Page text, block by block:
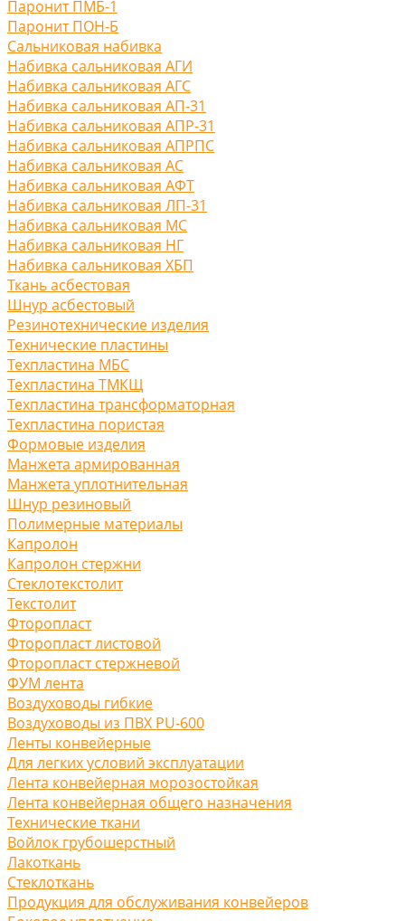
Паронит ПМБ-1
Паронит ПОН-Б
Сальниковая набивка
Набивка сальниковая АГИ
Набивка сальниковая АГС
Набивка сальниковая АП-31
Набивка сальниковая АПР-31
Набивка сальниковая АПРПС
Набивка сальниковая АС
Набивка сальниковая АФТ
Набивка сальниковая ЛП-31
Набивка сальниковая МС
Набивка сальниковая НГ
Набивка сальниковая ХБП
Ткань асбестовая
Шнур асбестовый
Резинотехнические изделия
Технические пластины
Техпластина МБС
Техпластина ТМКЩ
Техпластина трансформаторная
Техпластина пористая
Формовые изделия
Манжета армированная
Манжета уплотнительная
Шнур резиновый
Полимерные материалы
Капролон
Капролон стержни
Стеклотекстолит
Текстолит
Фторопласт
Фторопласт листовой
Фторопласт стержневой
ФУМ лента
Воздуховоды гибкие
Воздуховоды из ПВХ PU-600
Ленты конвейерные
Для легких условий эксплуатации
Лента конвейерная морозостойкая
Лента конвейерная общего назначения
Технические ткани
Войлок грубошерстный
Лакоткань
Стеклоткань
Продукция для обслуживания конвейеров